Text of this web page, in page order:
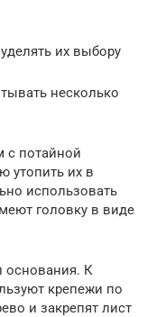
их выбору
несколько
с потайной
утопить их в
использовать
головку в виде
основания. К
крепежи по
и закрепят лист